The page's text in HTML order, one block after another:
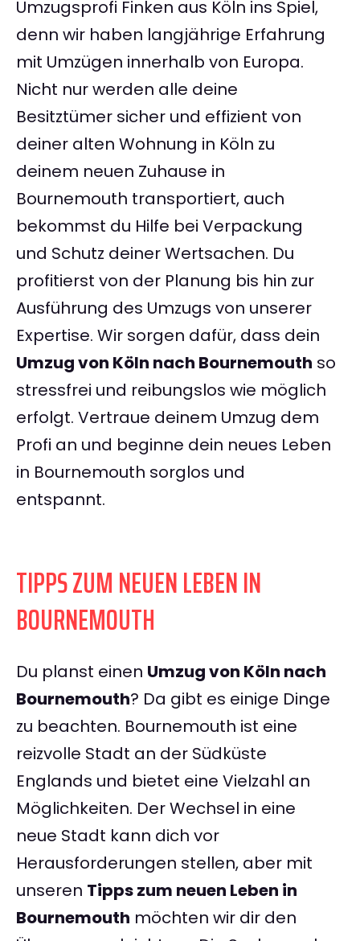
Umzugsprofi Finken aus Köln ins Spiel,
denn wir haben langjährige Erfahrung
mit Umzügen innerhalb von Europa.
Nicht nur werden alle deine
Besitztümer sicher und effizient von
deiner alten Wohnung in Köln zu
deinem neuen Zuhause in
Bournemouth transportiert, auch
bekommst du Hilfe bei Verpackung
und Schutz deiner Wertsachen. Du
profitierst von der Planung bis hin zur
Ausführung des Umzugs von unserer
Expertise. Wir sorgen dafür, dass dein
Umzug von Köln nach Bournemouth so
stressfrei und reibungslos wie möglich
erfolgt. Vertraue deinem Umzug dem
Profi an und beginne dein neues Leben
in Bournemouth sorglos und
entspannt.
TIPPS ZUM NEUEN LEBEN IN
BOURNEMOUTH
Du planst einen Umzug von Köln nach
Bournemouth? Da gibt es einige Dinge
zu beachten. Bournemouth ist eine
reizvolle Stadt an der Südküste
Englands und bietet eine Vielzahl an
Möglichkeiten. Der Wechsel in eine
neue Stadt kann dich vor
Herausforderungen stellen, aber mit
unseren Tipps zum neuen Leben in
Bournemouth möchten wir dir den